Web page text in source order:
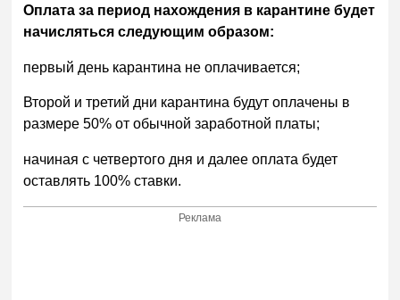
Оплата за период нахождения в карантине будет
начисляться следующим образом:
первый день карантина не оплачивается;
Второй и третий дни карантина будут оплачены в
размере 50% от обычной заработной платы;
начиная с четвертого дня и далее оплата будет
оставлять 100% ставки.
Реклама